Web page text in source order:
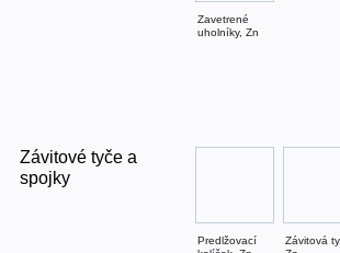
Zavetrené
uholníky, Zn
Závitové tyče a
spojky
Predlžovací
Závitová